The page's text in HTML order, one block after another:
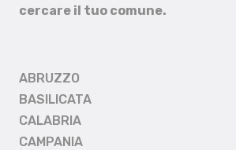
cercare il tuo comune.
ABRUZZO
BASILICATA
CALABRIA
CAMPANIA